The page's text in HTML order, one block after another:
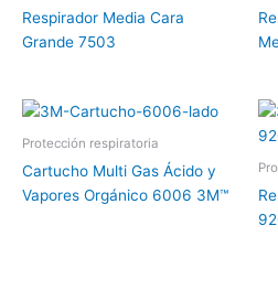
Respirador Media Cara
Grande 7503
Protección respiratoria
Cartucho Multi Gas Ácido y
Vapores Orgánico 6006 3M™